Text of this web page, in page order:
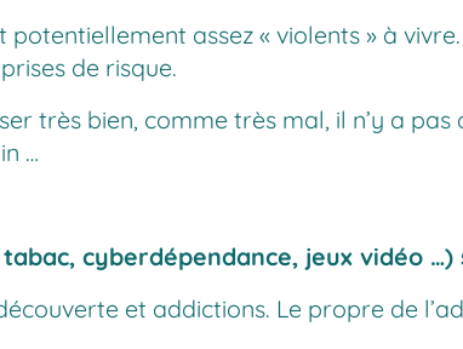
assez « violents » à
de risque.
très bien, comme très mal, il n’y a
…
cyberdépendance, jeux vidéo
et addictions. Le propre de